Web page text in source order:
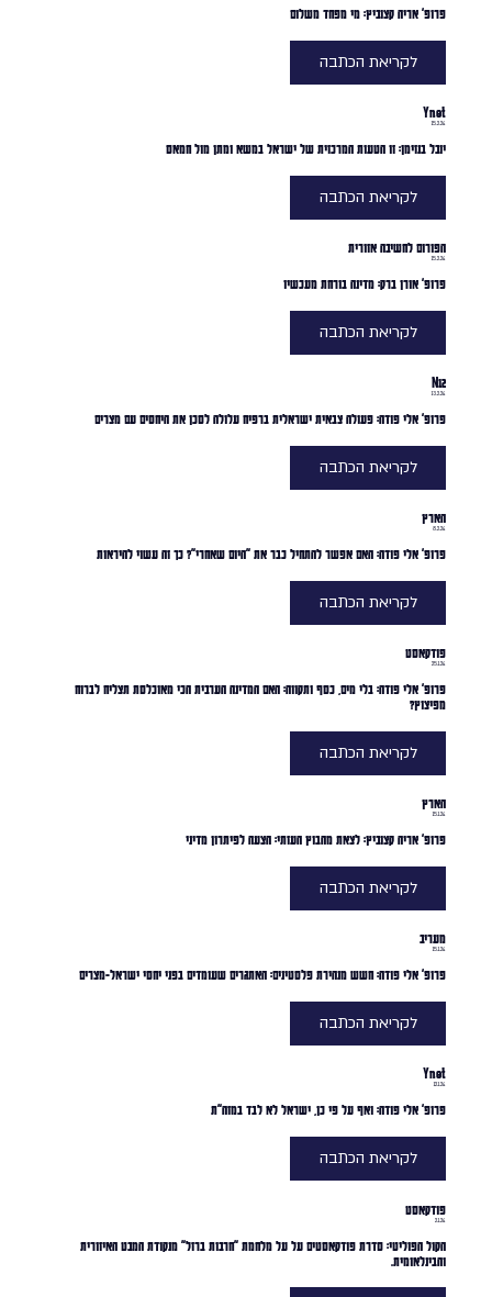
לקריאת הכתבה
פרופ' אריה קצוביץ: מי מפחד משלום
לקריאת הכתבה
יובל בנזימן: זו הטעות המרכזית של ישראל במשא ומתן מול חמאס
Ynet
15.2.24
לקריאת הכתבה
פרופ' אורן ברק: מדינה בורחת מעכשיו
הפורום לחשיבה אזורית
15.2.24
לקריאת הכתבה
פרופ' אלי פודה: פעולה צבאית ישראלית ברפיח עלולה לסכן את היחסים עם מצרים
N12
13.2.24
לקריאת הכתבה
פרופ' אלי פודה: האם אפשר להתחיל כבר את "היום שאחרי"? כך זה עשוי להיראות
הארץ
8.2.24
לקריאת הכתבה
פרופ' אלי פודה: בלי מים, כסף ותקווה: האם המדינה הערבית הכי מאוכלסת תצליח לברוח
מפיצוץ?
פודקאסט
25.1.24
לקריאת הכתבה
פרופ' אריה קצוביץ: לצאת מהבוץ העזתי: הצעה לפיתרון מדיני
הארץ
15.1.24
לקריאת הכתבה
פרופ' אלי פודה: חשש מנהירת פלסטינים: האתגרים שעומדים בפני יחסי ישראל-מצרים
מעריב
15.1.24
לקריאת הכתבה
פרופ' אלי פודה: ואף על פי כן, ישראל לא לבד במזה"ת
Ynet
12.1.24
הקול הפוליטי: סדרת פודקאסטים על על מלחמת ״חרבות ברזל״ מנקודת המבט האיזורית
והבינלאומית.
פודקאסט
2.1.24